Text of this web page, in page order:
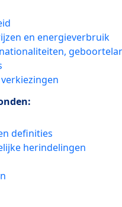
en energieverbruik
definities
herindelingen